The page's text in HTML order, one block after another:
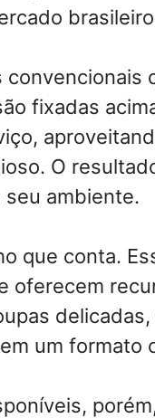
fixadas
O
ambiente.
que conta.
oferecem
um formato